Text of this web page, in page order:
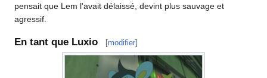
pensait que Lem l'avait délaissé, devint plus sauvage et
agressif.
En tant que Luxio [modifier]